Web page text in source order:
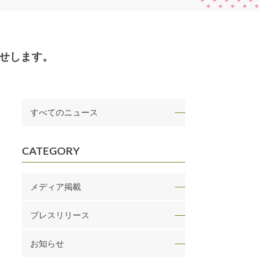
します。
すべてのニュース
CATEGORY
メディア掲載
プレスリリース
お知らせ